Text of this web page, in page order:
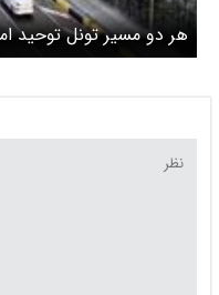
هر دو مسیر تونل